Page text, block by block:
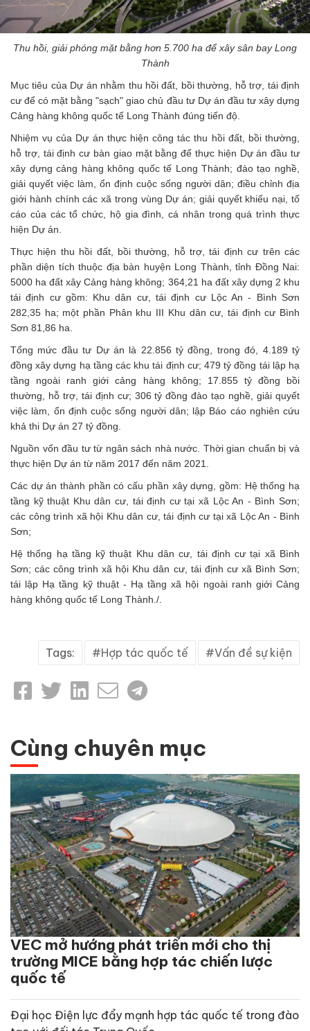
Thu hồi, giải phóng mặt bằng hơn 5.700 ha để xây sân bay Long
Thành
Mục tiêu của Dự án nhằm thu hồi đất, bồi thường, hỗ trợ, tái định
cư để có mặt bằng "sạch" giao chủ đầu tư Dự án đầu tư xây dựng
Cảng hàng không quốc tế Long Thành đúng tiến độ.
Nhiệm vụ của Dự án thực hiện công tác thu hồi đất, bồi thường,
hỗ trợ, tái định cư bàn giao mặt bằng để thực hiện Dự án đầu tư
xây dựng cảng hàng không quốc tế Long Thành; đào tạo nghề,
giải quyết việc làm, ổn định cuộc sống người dân; điều chỉnh địa
giới hành chính các xã trong vùng Dự án; giải quyết khiếu nại, tố
cáo của các tổ chức, hộ gia đình, cá nhân trong quá trình thực
hiện Dự án.
Thực hiện thu hồi đất, bồi thường, hỗ trợ, tái định cư trên các
phần diện tích thuộc địa bàn huyện Long Thành, tỉnh Đồng Nai:
5000 ha đất xây Cảng hàng không; 364,21 ha đất xây dựng 2 khu
tái định cư gồm: Khu dân cư, tái định cư Lộc An - Bình Sơn
282,35 ha; một phần Phân khu III Khu dân cư, tái định cư Bình
Sơn 81,86 ha.
Tổng mức đầu tư Dự án là 22.856 tỷ đồng, trong đó, 4.189 tỷ
đồng xây dựng hạ tầng các khu tái định cư; 479 tỷ đồng tái lập hạ
tầng ngoài ranh giới cảng hàng không; 17.855 tỷ đồng bồi
thường, hỗ trợ, tái định cư; 306 tỷ đồng đào tạo nghề, giải quyết
việc làm, ổn định cuộc sống người dân; lập Báo cáo nghiên cứu
khả thi Dự án 27 tỷ đồng.
Nguồn vốn đầu tư từ ngân sách nhà nước. Thời gian chuẩn bị và
thực hiện Dự án từ năm 2017 đến năm 2021.
Các dự án thành phần có cấu phần xây dựng, gồm: Hệ thống hạ
tầng kỹ thuật Khu dân cư, tái định cư tại xã Lộc An - Bình Sơn;
các công trình xã hội Khu dân cư, tái định cư tại xã Lộc An - Bình
Sơn;
Hệ thống hạ tầng kỹ thuật Khu dân cư, tái định cư tại xã Bình
Sơn; các công trình xã hội Khu dân cư, tái định cư xã Bình Sơn;
tái lập Hạ tầng kỹ thuật - Hạ tầng xã hội ngoài ranh giới Cảng
hàng không quốc tế Long Thành./.
Tags: Hợp tác quốc tế Vấn đề sự kiện
Cùng chuyên mục
VEC mở hướng phát triển mới cho thị
trường MICE bằng hợp tác chiến lược
quốc tế
Đại học Điện lực đẩy mạnh hợp tác quốc tế trong đào